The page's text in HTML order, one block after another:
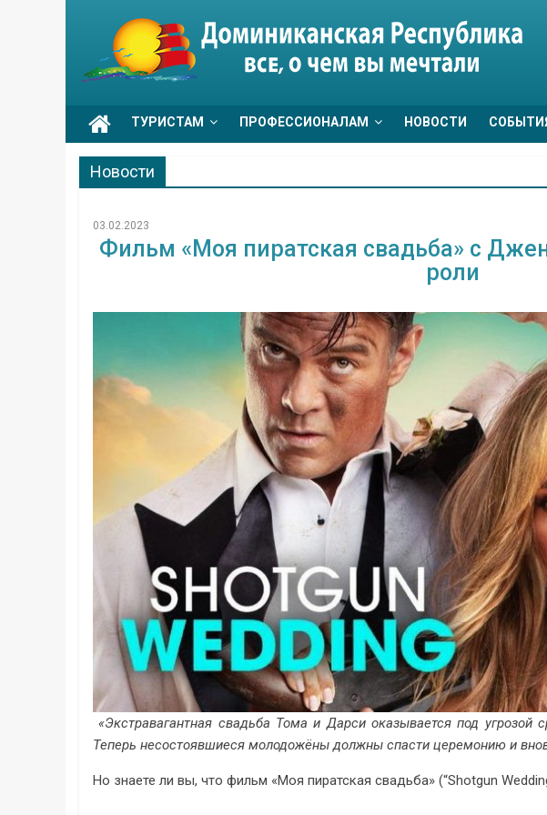
Go
Dominicana
ТУРИСТАМ ПРОФЕССИОНАЛАМ НОВОСТИ
Новости
03.02.2023
Фильм «Моя пиратская свадьба» c
роли
«Экстравагантная свадьба Тома и Дарси оказывается под угрозой
Теперь несостоявшиеся молодожёны должны спасти церемонию и
Но знаете ли вы, что фильм «Моя пиратская свадьба» (“Shotgun